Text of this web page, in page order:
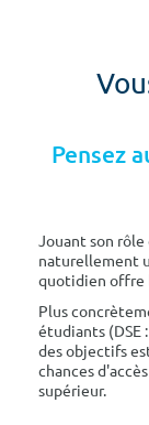
Pensez
Jouant son rôle
naturellement
quotidien offre
Plus
étudiants (DSE
des objectifs
chances
supérieur.